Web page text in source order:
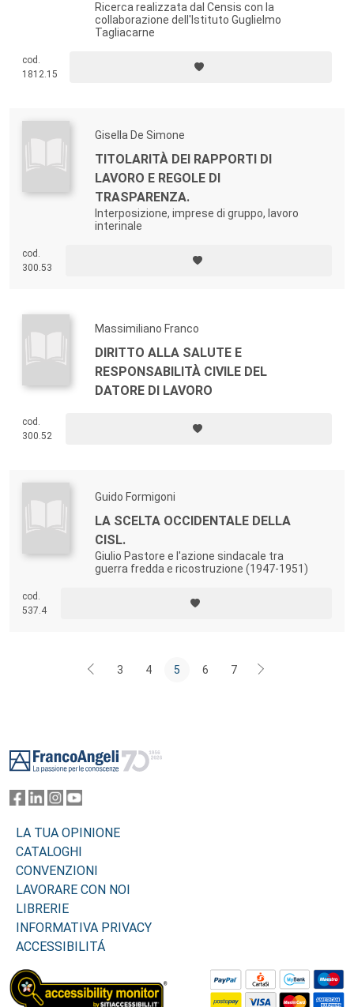
Ricerca realizzata dal Censis con la
collaborazione dell'Istituto Guglielmo
Tagliacarne
cod.
1812.15
Gisella De Simone
TITOLARITÀ DEI RAPPORTI DI
LAVORO E REGOLE DI
TRASPARENZA.
Interposizione, imprese di gruppo, lavoro
interinale
cod.
300.53
Massimiliano Franco
DIRITTO ALLA SALUTE E
RESPONSABILITÀ CIVILE DEL
DATORE DI LAVORO
cod.
300.52
Guido Formigoni
LA SCELTA OCCIDENTALE DELLA
CISL.
Giulio Pastore e l'azione sindacale tra
guerra fredda e ricostruzione (1947-1951)
cod.
537.4
3 4 5 6 7
LA TUA OPINIONE
CATALOGHI
CONVENZIONI
LAVORARE CON NOI
LIBRERIE
INFORMATIVA PRIVACY
ACCESSIBILITÁ